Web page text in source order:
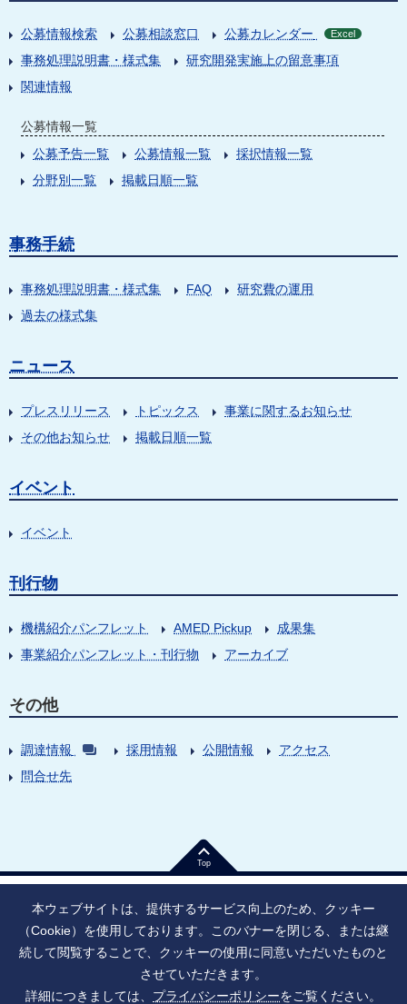
公募情報検索 公募相談窓口 公募カレンダー Excel
事務処理説明書・様式集
研究開発実施上の留意事項
関連情報
公募情報一覧
公募予告一覧
公募情報一覧
採択情報一覧
分野別一覧
掲載日順一覧
事務手続
事務処理説明書・様式集 FAQ
研究費の運用
過去の様式集
ニュース
プレスリリース トピックス
事業に関するお知らせ
その他お知らせ
掲載日順一覧
イベント
イベント
刊行物
機構紹介パンフレット AMED Pickup
成果集
事業紹介パンフレット・刊行物
アーカイブ
その他
調達情報 採用情報 公開情報
アクセス
問合せ先
Top
法人番号：9010005023796 東京都千代田区大手町1丁目7番1号
寄附のお願い
ご利用上の注意
ソーシャル・ネットワーキング・サービス運用ポリシー
本ウェブサイトは、提供するサービス向上のため、クッキー
（Cookie）を使用しております。このバナーを閉じる、または継
続して閲覧することで、クッキーの使用に同意いただいたものと
させていただきます。
詳細につきましては、 プライバシーポリシーをご覧ください。